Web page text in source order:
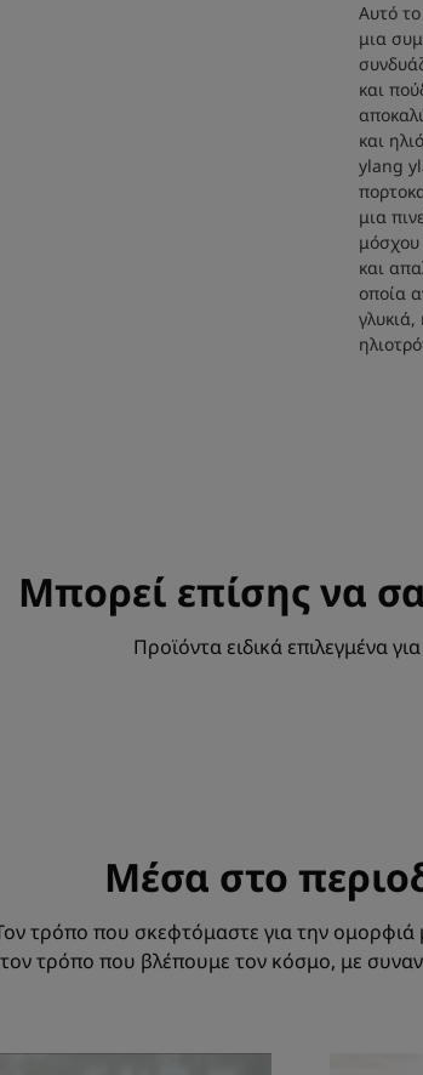
Αυτό
μια
και
και
ylang
μια
μόσχου
και
οποία
Μπορεί επίσης να
Προϊόντα ειδικά επιλεγμένα
Μέσα στο
τρόπο που σκεφτόμαστε για την
τρόπο που βλέπουμε τον κόσμο, με